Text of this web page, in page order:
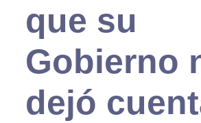
que su
Gobierno
dejó